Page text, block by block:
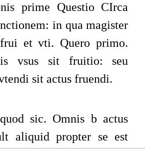
prime Questio CIrca
in qua magister
et vti. Quero primo.
vsus sit fruitio: seu
sit actus fruendi.
sic. Omnis b actus
aliquid propter se est